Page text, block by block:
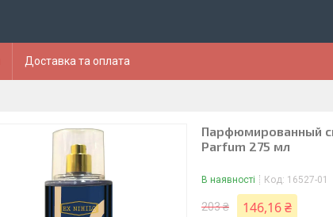
Доставка та оплата
Парфюмированный
Parfum 275 мл
В наявності Код: 16527-01
203 ₴ 146,16 ₴